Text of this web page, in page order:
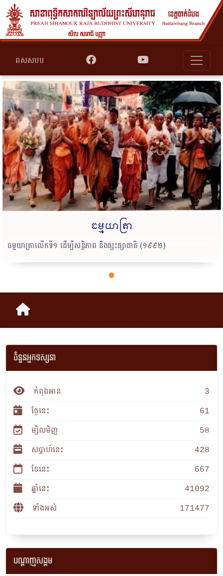
ពសសបប
ធម្មយាត្រា
ធម្មយាត្រាលើកទី១ ដើម្បីសន្ដិភាព និងផ្សះផ្សាជាតិ (១៩៩២)
ចំនួនអ្នកទស្សនា
កំពុងអាន 3
ថ្ងែនេះ 61
ម្សិលមិញ 58
សប្តាហ៍នេះ 428
ខែនេះ 667
ឆ្នាំនេះ 41092
ទាំងអស់ 171477
បណ្តាញសង្គម